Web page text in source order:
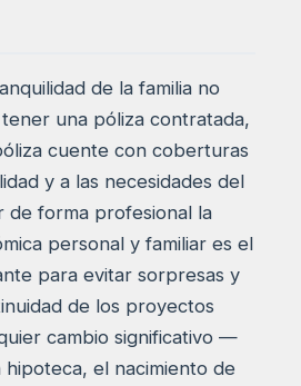
de la familia no
una póliza contratada,
cuente con coberturas
y a las necesidades del
de forma profesional la
personal y familiar es el
para evitar sorpresas y
de los proyectos
cambio significativo —
hipoteca, el nacimiento de